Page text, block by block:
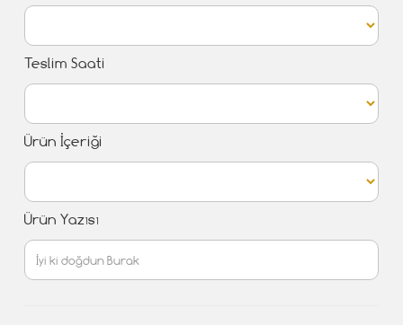
Teslim Saati
Ürün İçeriği
Ürün Yazısı